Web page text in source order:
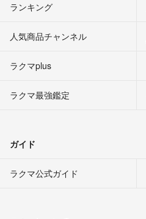
ランキング
人気商品チャンネル
ラクマplus
ラクマ最強鑑定
ガイド
ラクマ公式ガイド